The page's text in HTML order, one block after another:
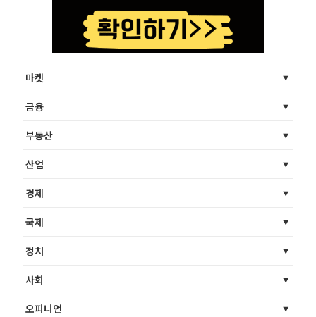
마켓
금융
부동산
산업
경제
국제
정치
사회
오피니언